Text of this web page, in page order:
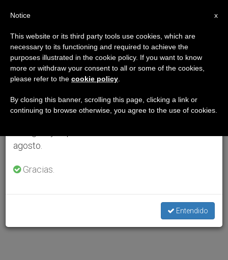
×
Aviso importante
Del 27 de julio al 7 de agosto haremos la pausa
anual, aprovechando que en el periodo de verano
se generan menos informaciones y también el
agosto.
Gracias.
Entendido
x
Notice
This website or its third party tools use cookies, which are
necessary to its functioning and required to achieve the
purposes illustrated in the cookie policy. If you want to know
more or withdraw your consent to all or some of the cookies,
please refer to the cookie policy
By closing this banner, scrolling this page, clicking a link or
continuing to browse otherwise, you agree to the use of cookies.